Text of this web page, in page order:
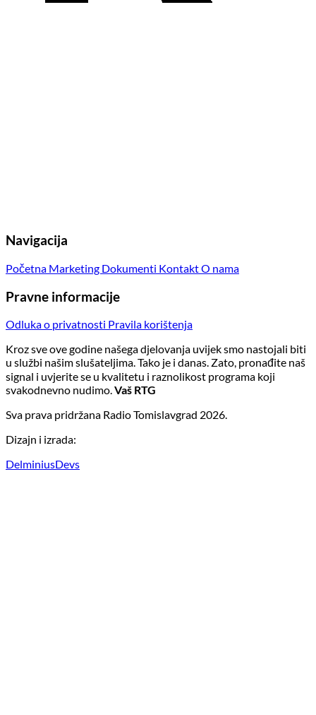
Navigacija
Početna Marketing Dokumenti KontaktO nama
Pravne informacije
Odluka o privatnosti Pravila korištenja
Kroz sve ove godine našega djelovanja uvijek smo nastojali biti
u službi našim slušateljima. Tako je i danas. Zato, pronađite naš
signal i uvjerite se u kvalitetu i raznolikost programa koji
svakodnevno nudimo.Vaš RTG
Sva prava pridržana Radio Tomislavgrad 2026.
Dizajn i izrada:
DelminiusDevs